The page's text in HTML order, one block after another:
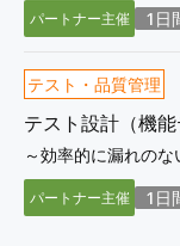
パートナー主催 1日
テスト・品質管理
テスト設計（機能
～効率的に漏れの
パートナー主催 1日